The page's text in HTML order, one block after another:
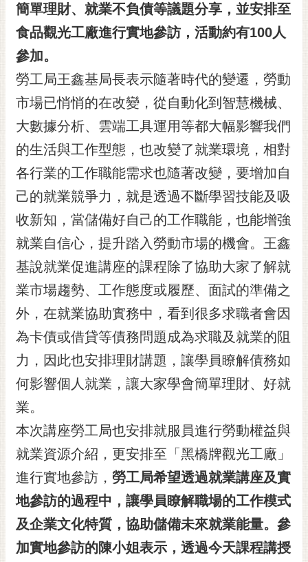
市民互動
黃
偉
哲
螢
光
花
泉
桐
花
祭
網
站
導
覽
訂
閱
RSS
訂
閱
電
子
報
市
民
信
箱
English
簡單理財、就業不負債等議題分享，並安排至
食品觀光工廠進行實地參訪，活動約有100人
參加。
勞工局王鑫基局長表示隨著時代的變遷，勞動
市場已悄悄的在改變，從自動化到智慧機械、
大數據分析、雲端工具運用等都大幅影響我們
的生活與工作型態，也改變了就業環境，相對
各行業的工作職能需求也隨著改變，要增加自
己的就業競爭力，就是透過不斷學習技能及吸
收新知，當儲備好自己的工作職能，也能增強
就業自信心，提升踏入勞動市場的機會。王鑫
基說就業促進講座的課程除了協助大家了解就
業市場趨勢、工作態度或履歷、面試的準備之
外，在就業協助實務中，看到很多求職者會因
為卡債或借貸等債務問題成為求職及就業的阻
力，因此也安排理財講題，讓學員瞭解債務如
何影響個人就業，讓大家學會簡單理財、好就
業。
本次講座勞工局也安排就服員進行勞動權益與
就業資源介紹，更安排至「黑橋牌觀光工廠」
進行實地參訪， 勞工局希望透過就業講座及實
地參訪的過程中，讓學員瞭解職場的工作模式
及企業文化特質，協助儲備未來就業能量。參
加實地參訪的陳小姐表示，透過今天課程講授